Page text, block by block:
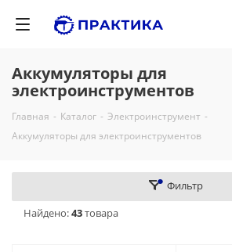
Аккумуляторы для
электроинструментов
Главная - Каталог - Электроинструмент -
Аккумуляторы для электроинструментов
Фильтр
Найдено:43товара